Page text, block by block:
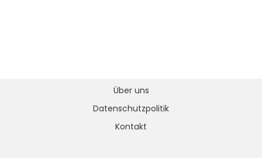
Über uns
Datenschutzpolitik
Kontakt